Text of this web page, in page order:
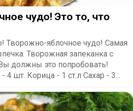
чудо! Это то, что
Творожно-яблочное чудо! Самая
Творожная запеканка с
должны это попробовать!
4 шт. Корица - 1 ст.л Сахар - 3...